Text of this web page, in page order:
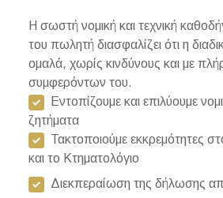
Η σωστή νομική και τεχνική
του πωλητή διασφαλίζει ότι η
ομαλά, χωρίς κινδύνους και με
συμφερόντων του.
Εντοπίζουμε και επιλύουμε
ζητήματα
Τακτοποιούμε εκκρεμότητες
και το Κτηματολόγιο
Διεκπεραίωση της δήλωσης